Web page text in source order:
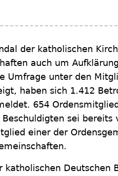
der katholischen
auch um
Umfrage unter den
haben sich 1.412
654
sei bereits
einer der
Deutschen